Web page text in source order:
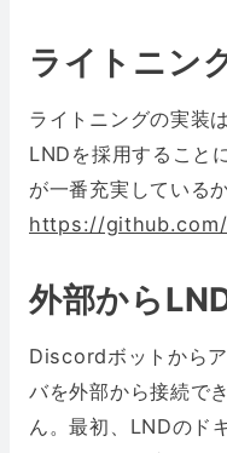
ライトニン
ライトニングの実装
LNDを採用すること
が一番充実している
https://
外部から
Discordボットから
バを外部から接続で
ん。最初、LNDのド